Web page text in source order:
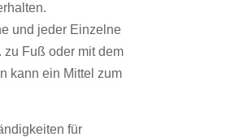
und jeder Einzelne
Fuß oder mit dem
kann ein Mittel zum
für